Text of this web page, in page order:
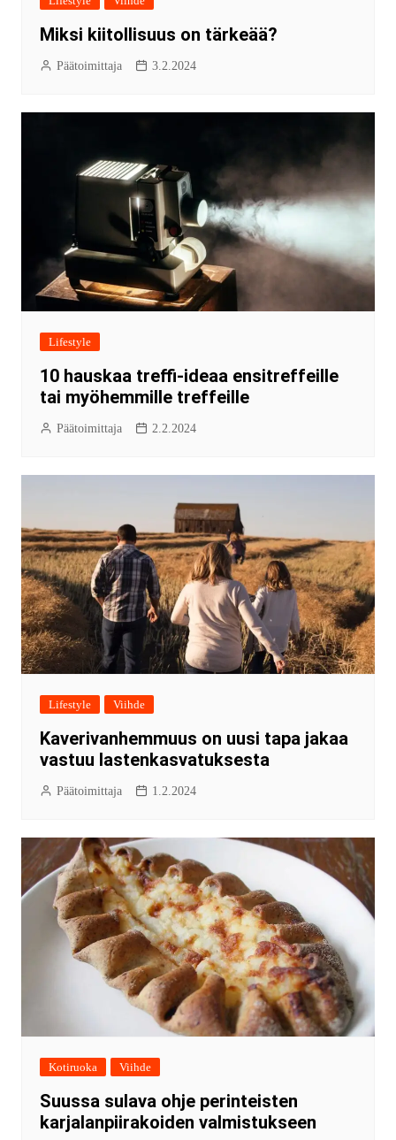
Miksi kiitollisuus on tärkeää?
Päätoimittaja 3.2.2024
Lifestyle
10 hauskaa treffi-ideaa ensitreffeille
tai myöhemmille treffeille
Päätoimittaja 2.2.2024
Lifestyle Viihde
Kaverivanhemmuus on uusi tapa jakaa
vastuu lastenkasvatuksesta
Päätoimittaja 1.2.2024
Kotiruoka Viihde
Suussa sulava ohje perinteisten
karjalanpiirakoiden valmistukseen